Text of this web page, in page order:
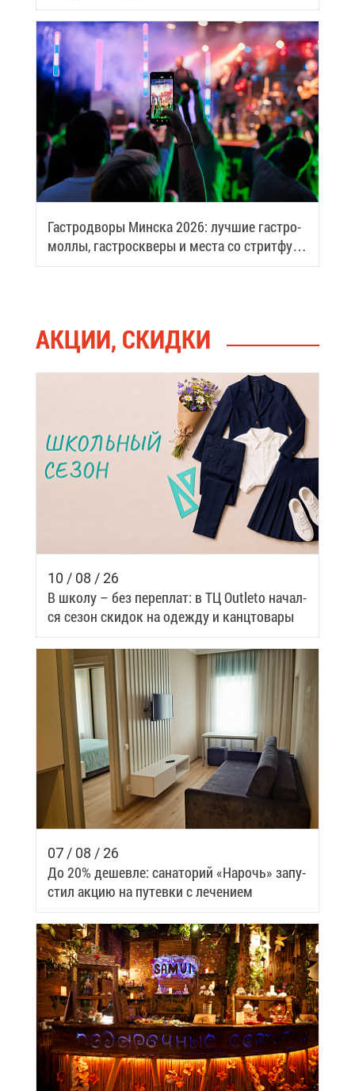
Га­стро­дво­ры Мин­ска 2026: луч­шие га­стро­
мол­лы, га­стро­скве­ры и ме­ста со стрит­фу­
дом
АК­ЦИИ, СКИД­КИ
10 / 08 / 26
В шко­лу – без пе­ре­плат: в ТЦ Outleto на­чал­
ся се­зон ски­док на одеж­ду и канц­то­ва­ры
07 / 08 / 26
До 20% де­шев­ле: са­на­то­рий «На­рочь» за­пу­
стил ак­цию на пу­тев­ки с ле­че­ни­ем